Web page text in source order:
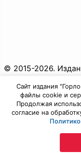
© 2015-2026.
права защищены.
Поиск по сайту
Сайт издания
файлы cookie и
Продолжая
согласие на